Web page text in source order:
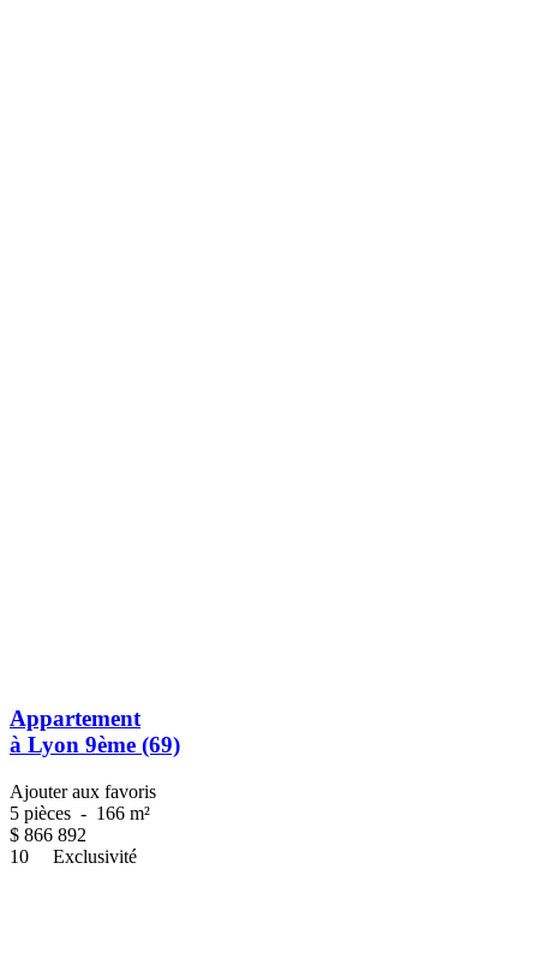
Appartement
à Lyon 9ème (69)
Ajouter aux favoris
5 pièces - 166 m²
$ 866 892
10
Exclusivité